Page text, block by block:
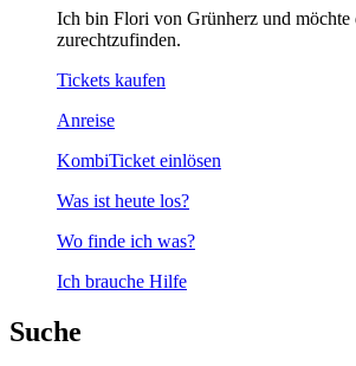
Ich bin Flori von Grünherz und möchte
zurechtzufinden.
Tickets kaufen
Anreise
KombiTicket einlösen
Was ist heute los?
Wo finde ich was?
Ich brauche Hilfe
Suche